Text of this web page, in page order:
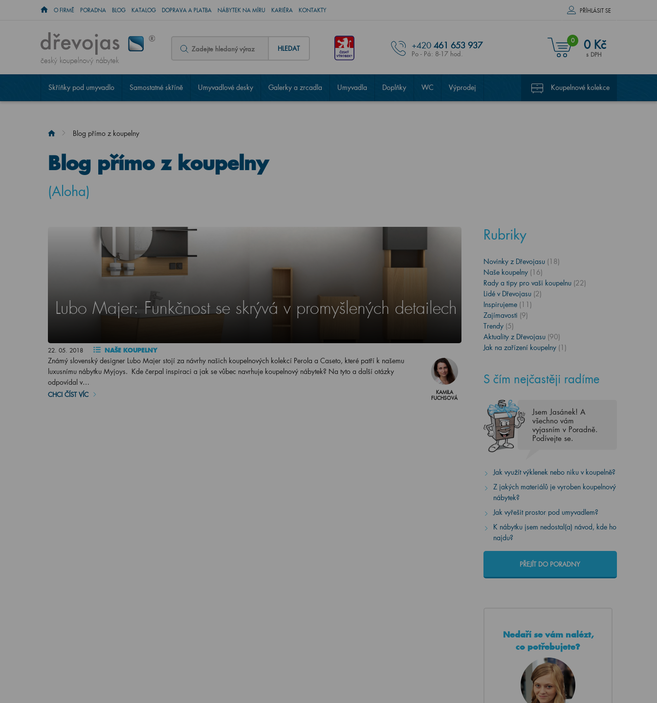
O FIRMĚ PORADNA BLOG KATALOG DOPRAVA A PLATBA NÁBYTEK NA MÍRU KARIÉRA KONTAKTY PŘÍHLÁSIT SE
český koupelnový nábytek
HLEDAT +420 461 653 937
Po - Pá: 8-17 hod.
0 0 Kč
s DPH
Skříňky pod umyvadlo Samostatné skříně Umyvadlové desky Galerky a zrcadla Umyvadla Doplňky WC Výprodej Koupelnové kolekce
Blog přímo z koupelny
Blog přímo z koupelny
(Aloha)
Lubo Majer: Funkčnost se skrývá v promyšlených detailech
KAMILA
FUCHSOVÁ
22. 05. 2018 NAŠE KOUPELNY
Známý slovenský designer Lubo Majer stojí za návrhy našich koupelnových kolekcí Perola a Caseto, které patří k našemu
luxusnímu nábytku Myjoys. Kde čerpal inspiraci a jak se vůbec navrhuje koupelnový nábytek? Na tyto a další otázky
odpovídal v…
CHCI ČÍST VÍC
Rubriky
Novinky z Dřevojasu (18)
Naše koupelny (16)
Rady a tipy pro vaši koupelnu (22)
Lidé v Dřevojasu (2)
Inspirujeme (11)
Zajímavosti (9)
Trendy (5)
Aktuality z Dřevojasu (90)
Jak na zařízení koupelny (1)
S čím nejčastěji radíme
Jsem Jasánek! A
všechno vám
vyjasním v Poradně.
Podívejte se.
Jak využít výklenek nebo niku v koupelně?
Z jakých materiálů je vyroben koupelnový
nábytek?
Jak vyřešit prostor pod umyvadlem?
K nábytku jsem nedostal(a) návod, kde ho
najdu?
PŘEJÍT DO PORADNY
Nedaří se vám nalézt,
co potřebujete?